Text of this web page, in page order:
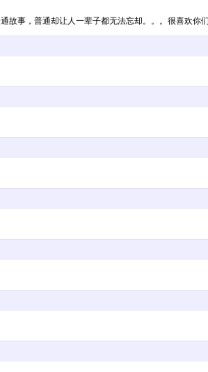
事，普通却让人一辈子都无法忘却。。。很喜欢你们